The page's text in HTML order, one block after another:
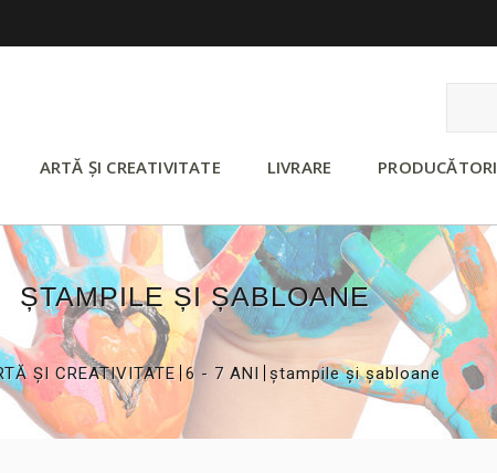
ARTĂ ȘI CREATIVITATE LIVRARE PRODUCĂTORI
ȘTAMPILE ȘI ȘABLOANE
ȘI CREATIVITATE
>
6 - 7 ANI
>
ștampile și șabloane